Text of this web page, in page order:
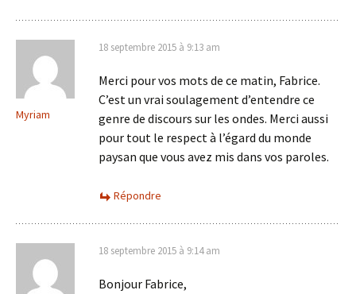
Myriam
18 septembre 2015 à 9:13 am
Merci pour vos mots de ce matin, Fabrice.
C’est un vrai soulagement d’entendre ce
genre de discours sur les ondes. Merci aussi
pour tout le respect à l’égard du monde
paysan que vous avez mis dans vos paroles.
Répondre
18 septembre 2015 à 9:14 am
Bonjour Fabrice,